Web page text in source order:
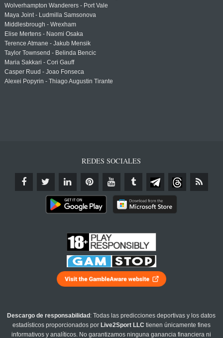
Wolverhampton Wanderers - Port Vale
Maya Joint - Ludmilla Samsonova
Middlesbrough - Wrexham
Elise Mertens - Naomi Osaka
Terence Atmane - Jakub Mensik
Taylor Townsend - Belinda Bencic
Maria Sakkari - Cori Gauff
Casper Ruud - Joao Fonseca
Alexei Popyrin - Thiago Augustin Tirante
REDES SOCIALES
Descargo de responsabilidad : Todas las predicciones deportivas y los datos
estadísticos proporcionados por Live2Sport LLC tienen únicamente fines
informativos y analíticos. No garantizamos ninguna ganancia financiera ni